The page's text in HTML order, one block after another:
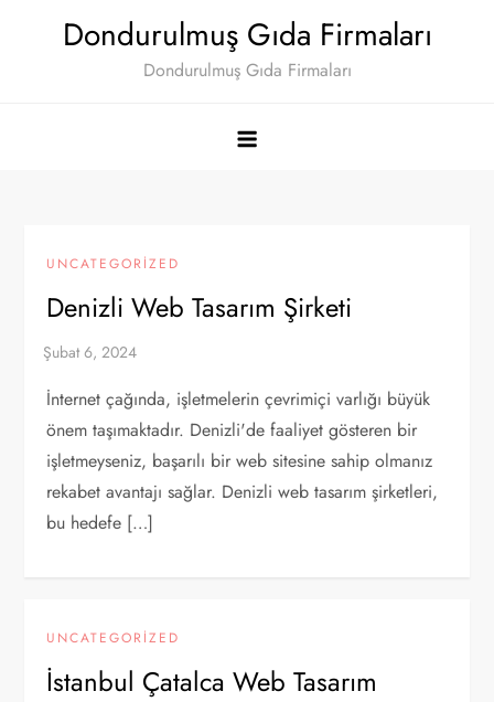
Dondurulmuş Gıda Firmaları
Dondurulmuş Gıda Firmaları
UNCATEGORIZED
Denizli Web Tasarım Şirketi
İnternet çağında, işletmelerin çevrimiçi varlığı büyük
önem taşımaktadır. Denizli'de faaliyet gösteren bir
işletmeyseniz, başarılı bir web sitesine sahip olmanız
rekabet avantajı sağlar. Denizli web tasarım şirketleri,
bu hedefe […]
UNCATEGORIZED
İstanbul Çatalca Web Tasarım